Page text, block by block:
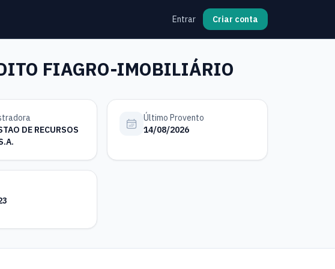
Entrar Criar conta
FIAGRO-IMOBILIÁRIO
DE RECURSOS
Último Provento
14/08/2026